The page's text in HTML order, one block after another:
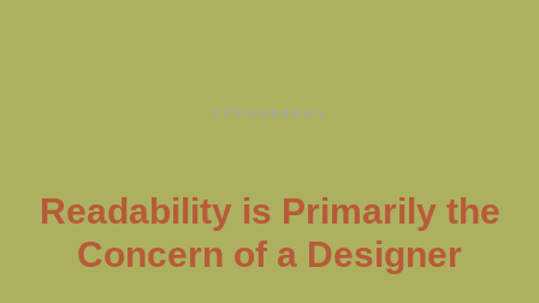
TYPOGRAPHY
Readability is Primarily the
Concern of a Designer